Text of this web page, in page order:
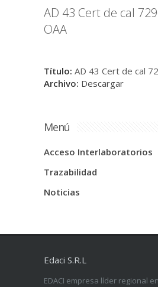
AD 43 Cert de cal
OAA
Título: AD 43 Cert de cal
Archivo: Descargar
Menú
Acceso Interlaboratorios
Trazabilidad
Noticias
Edaci S.R.L
EDACI empresa líder regional